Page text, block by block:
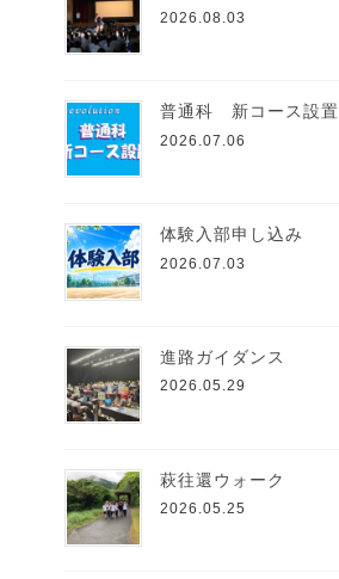
2026.08.03
普通科 新コース設置
2026.07.06
体験入部申し込み
2026.07.03
進路ガイダンス
2026.05.29
萩往還ウォーク
2026.05.25